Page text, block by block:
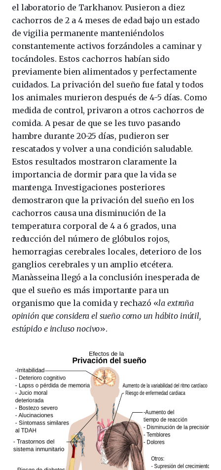
el laboratorio de Tarkhanov. Pusieron a diez
cachorros de 2 a 4 meses de edad bajo un estado
de vigilia permanente manteniéndolos
constantemente activos forzándoles a caminar y
tocándoles. Estos cachorros habían sido
previamente bien alimentados y perfectamente
cuidados. La privación del sueño fue fatal y todos
los animales murieron después de 4-5 días. Como
medida de control, privaron a otros cachorros de
comida. A pesar de que se les tuvo pasando
hambre durante 20-25 días, pudieron ser
rescatados y volver a una condición saludable.
Estos resultados mostraron claramente la
importancia de dormir para que la vida se
mantenga. Investigaciones posteriores
demostraron que la privación del sueño en los
cachorros causa una disminución de la
temperatura corporal de 4 a 6 grados, una
reducción del número de glóbulos rojos,
hemorragias cerebrales locales, deterioro de los
ganglios cerebrales y un amplio etcétera.
Manàsseina llegó a la conclusión inesperada de
que el sueño es más importante para un
organismo que la comida y rechazó «la extraña
opinión que considera el sueño como un hábito inútil,
estúpido e incluso nocivo».